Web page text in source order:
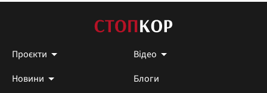
Проєкти
Відео
Новини
Блоги